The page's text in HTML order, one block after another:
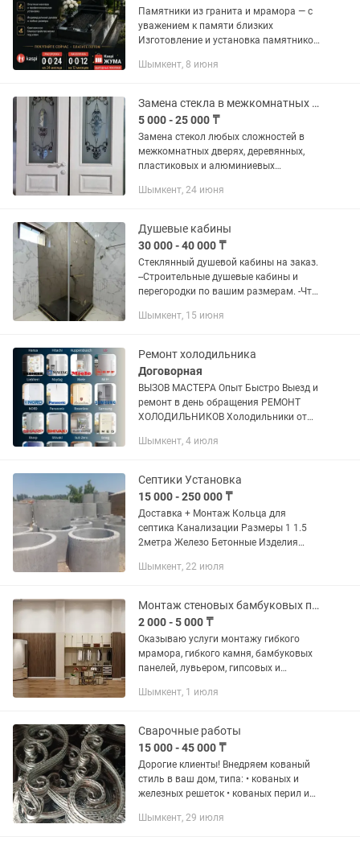
Памятники из гранита и мрамора — с
уважением к памяти близких
Изготовление и установка памятников
насколько важно сохранить память о
Шымкент, 8 июня
Замена стекла в межкомнатных дверях
5 000 - 25 000 ₸
Замена стекол любых сложностей в
межкомнатных дверях, деревянных,
пластиковых и алюминиевых
Шымкент, 24 июня
Душевые кабины
30 000 - 40 000 ₸
Стеклянный душевой кабины на заказ.
--Строительные душевые кабины и
перегородки по вашим размерам. -Что
стекло 8мм произведенное в России.
Шымкент, 15 июня
Ремонт холодильника
Договорная
ВЫЗОВ МАСТЕРА Опыт Быстро Выезд и
ремонт в день обращения РЕМОНТ
ХОЛОДИЛЬНИКОВ Холодильники от
Fhiaba, Samsung, Liebherr, Amana,
Шымкент, 4 июля
Септики Установка
15 000 - 250 000 ₸
Доставка + Монтаж Кольца для
септика Канализации Размеры 1 1.5
2метра Железо Бетонные Изделия
тонник
Шымкент, 22 июля
Монтаж стеновых бамбуковых панелей
2 000 - 5 000 ₸
Оказываю услуги монтажу гибкого
мрамора, гибкого камня, бамбуковых
панелей, лувьером, гипсовых и
Шымкент, 1 июля
Сварочные работы
15 000 - 45 000 ₸
Дорогие клиенты! Внедряем кованый
стиль в ваш дом, типа: • кованых и
железных решеток • кованых перил и
железные ограждения с коваными
Шымкент, 29 июля